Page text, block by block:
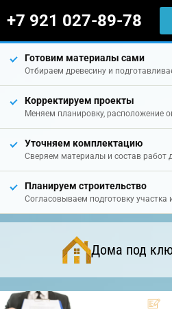
+7 921 027-89-78
Готовим материалы сами
Отбираем древесину и
Корректируем проекты
Меняем планировку, расположение
Уточняем комплектацию
Сверяем материалы и состав работ
Планируем строительство
Согласовываем подготовку участка
Дома под